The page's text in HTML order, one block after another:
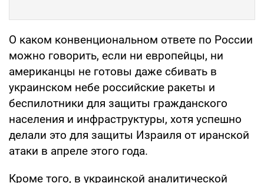
О каком конвенциональном ответе по России
можно говорить, если ни европейцы, ни
американцы не готовы даже сбивать в
украинском небе российские ракеты и
беспилотники для защиты гражданского
населения и инфраструктуры, хотя успешно
делали это для защиты Израиля от иранской
атаки в апреле этого года.
Кроме того, в украинской аналитической